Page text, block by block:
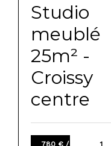
Studio
meublé
25m² -
Croissy
centre
780 € /
1